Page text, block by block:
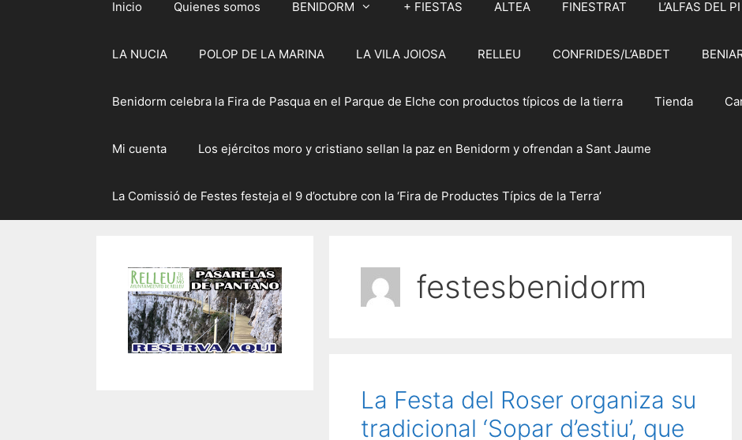
Inicio Quienes somos BENIDORM + FIESTAS ALTEA FINESTRAT L’ALFAS DEL PI
LA NUCIA POLOP DE LA MARINA LA VILA JOIOSA RELLEU CONFRIDES/L’ABDET
Benidorm celebra la Fira de Pasqua en el Parque de Elche con productos típicos de la tierra Tienda
Mi cuenta Los ejércitos moro y cristiano sellan la paz en Benidorm y ofrendan a Sant Jaume
La Comissió de Festes festeja el 9 d’octubre con la ‘Fira de Productes Típics de la Terra’
festesbenidorm
La Festa del Roser organiza su
tradicional ‘Sopar d’estiu’, que